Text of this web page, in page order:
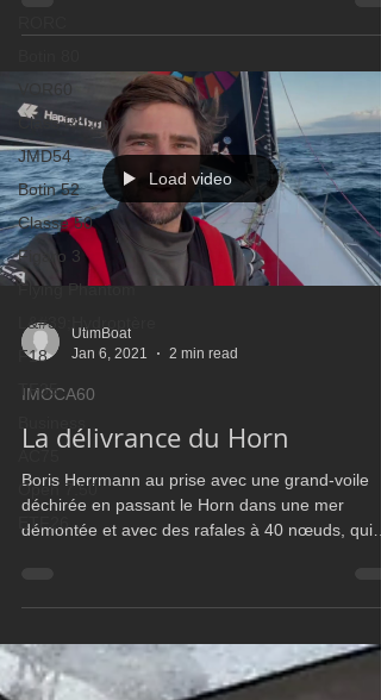
Class Rhum
JMD54
Botin 52
Classe 50
Figaro 3
Flying Phantom
L&#39;Hydroptère
F18
TF35
Open 7.50
ETF26
Load video
UtimBoat
Jan 6, 2021
2 min read
IMOCA60
La délivrance du Horn
Boris Herrmann au prise avec une grand-voile
déchirée en passant le Horn dans une mer
démontée et avec des rafales à 40 nœuds, qui